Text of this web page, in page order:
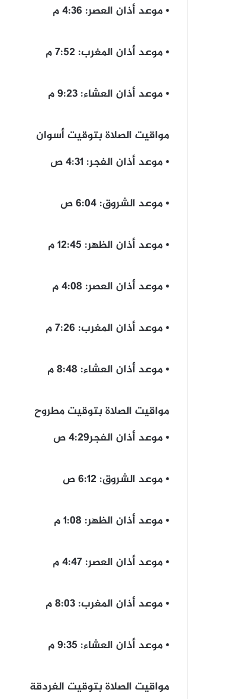
• موعد أذان ‎العصر: 4:36 م
• ‎موعد أذان المغرب: 7:52 م
• ‎موعد أذان العشاء: 9:23 م
مواقيت الصلاة بتوقيت أسوان
• موعد أذان الفجر: 4:31 ص
• موعد الشروق: 6:04 ص
• موعد أذان ‎الظهر: 12:45 م
• ‎موعد أذان العصر: 4:08 م
• موعد أذان ‎المغرب: 7:26 م
• موعد أذان العشاء: 8:48 م
مواقيت الصلاة بتوقيت مطروح
• موعد أذان الفجر4:29 ص
• موعد الشروق: 6:12 ص
• ‎موعد أذان الظهر: 1:08 م
• موعد أذان ‎العصر: 4:47 م
• ‎موعد أذان المغرب: 8:03 م
• موعد أذان ‎العشاء: 9:35 م
مواقيت الصلاة بتوقيت الغردقة